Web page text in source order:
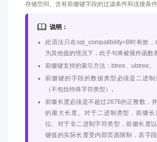
存储空间。含有前缀键字段的过滤条件和连接条件
说明：
此语法只在sql_compatibility=B时有效
为其他值的情况下，此子句将被视作函数
前缀键支持的索引方法：btree、ubtree。
前缀键的字段的数据类型必须是二进制
（不包括特殊字符类型）。
前缀长度必须是不超过2676的正整数，
的最大长度。对于二进制类型，前缀
位。对于非二进制字符类型，前缀长度以
键值的实际长度受内部页面限制，若字